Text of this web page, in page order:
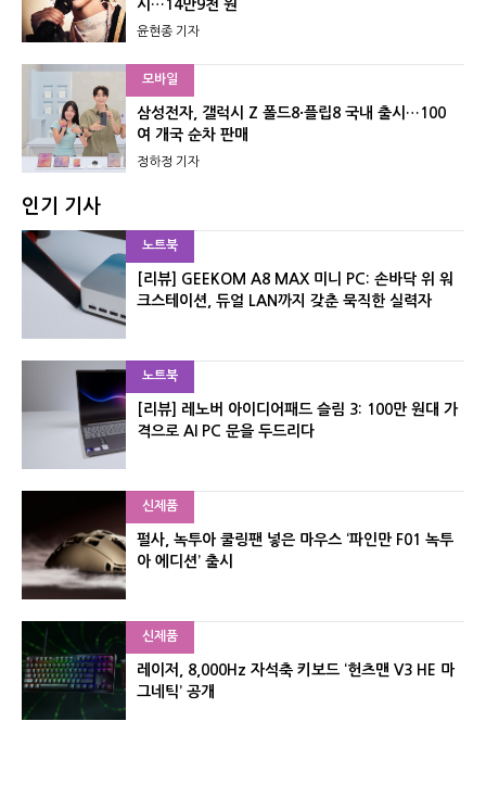
시…14만9천 원
윤현종 기자
모바일
삼성전자, 갤럭시 Z 폴드8·플립8 국내 출시…100
여 개국 순차 판매
정하정 기자
인기 기사
노트북
[리뷰] GEEKOM A8 MAX 미니 PC: 손바닥 위 워
크스테이션, 듀얼 LAN까지 갖춘 묵직한 실력자
노트북
[리뷰] 레노버 아이디어패드 슬림 3: 100만 원대 가
격으로 AI PC 문을 두드리다
신제품
펄사, 녹투아 쿨링팬 넣은 마우스 ‘파인만 F01 녹투
아 에디션’ 출시
신제품
레이저, 8,000Hz 자석축 키보드 ‘헌츠맨 V3 HE 마
그네틱’ 공개